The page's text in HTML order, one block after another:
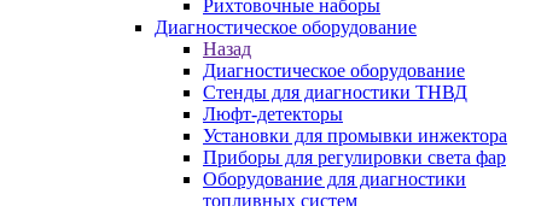
Рихтовочные наборы
Диагностическое оборудование
Назад
Диагностическое оборудование
Стенды для диагностики ТНВД
Люфт-детекторы
Установки для промывки инжектора
Приборы для регулировки света фар
Оборудование для диагностики
топливных систем